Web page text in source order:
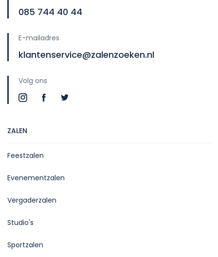
085 744 40 44
E-mailadres
klantenservice@zalenzoeken.nl
Volg ons
ZALEN
Feestzalen
Evenementzalen
Vergaderzalen
Studio's
Sportzalen